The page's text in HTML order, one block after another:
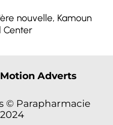
nouvelle, Kamoun
Center
Motion Adverts
© Parapharmacie